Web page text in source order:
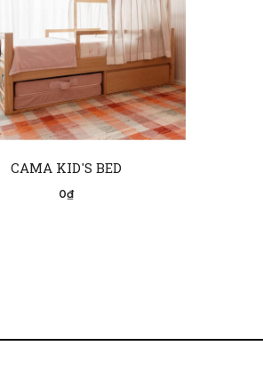
CAMA KID'S BED
0₫